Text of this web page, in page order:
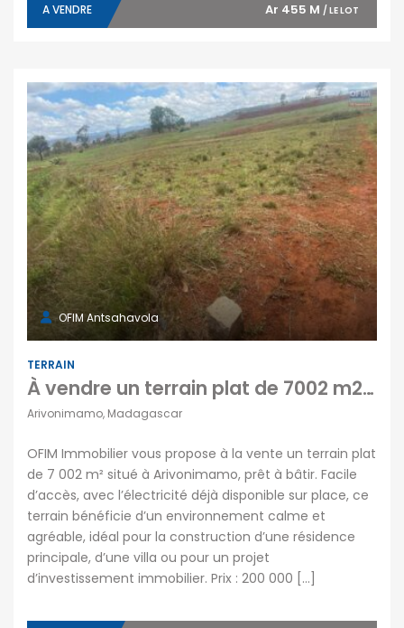
A VENDRE Ar 455 M / LE LOT
OFIM Antsahavola
TERRAIN
À vendre un terrain plat de 7002 m2 prêt à bâtir à Arivonimamo Madagascar
Arivonimamo, Madagascar
OFIM Immobilier vous propose à la vente un terrain plat
de 7 002 m² situé à Arivonimamo, prêt à bâtir. Facile
d’accès, avec l’électricité déjà disponible sur place, ce
terrain bénéficie d’un environnement calme et
agréable, idéal pour la construction d’une résidence
principale, d’une villa ou pour un projet
d’investissement immobilier. Prix : 200 000 […]